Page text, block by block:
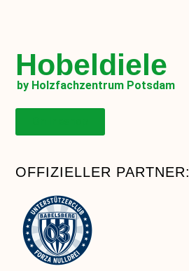
Hobeldiele
by Holzfachzentrum Potsdam
OFFIZIELLER PARTNER: